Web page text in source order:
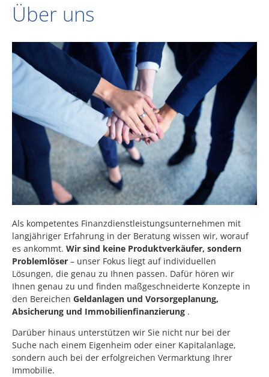
Über uns
Als kompetentes Finanzdienstleistungsunternehmen mit
langjähriger Erfahrung in der Beratung wissen wir, worauf
es ankommt. Wir sind keine Produktverkäufer, sondern
Problemlöser – unser Fokus liegt auf individuellen
Lösungen, die genau zu Ihnen passen. Dafür hören wir
Ihnen genau zu und finden maßgeschneiderte Konzepte in
den Bereichen Geldanlagen und Vorsorgeplanung,
Absicherung und Immobilienfinanzierung .
Darüber hinaus unterstützen wir Sie nicht nur bei der
Suche nach einem Eigenheim oder einer Kapitalanlage,
sondern auch bei der erfolgreichen Vermarktung Ihrer
Immobilie.